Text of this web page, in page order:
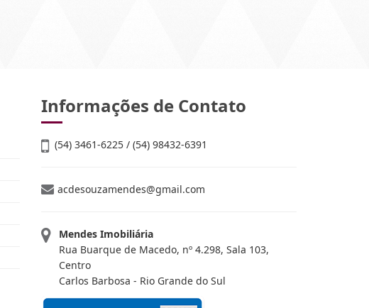
Informações de Contato
(54) 3461-6225 / (54) 98432-6391
acdesouzamendes@gmail.com
Mendes Imobiliária
Rua Buarque de Macedo, nº 4.298, Sala 103,
Centro
Carlos Barbosa - Rio Grande do Sul